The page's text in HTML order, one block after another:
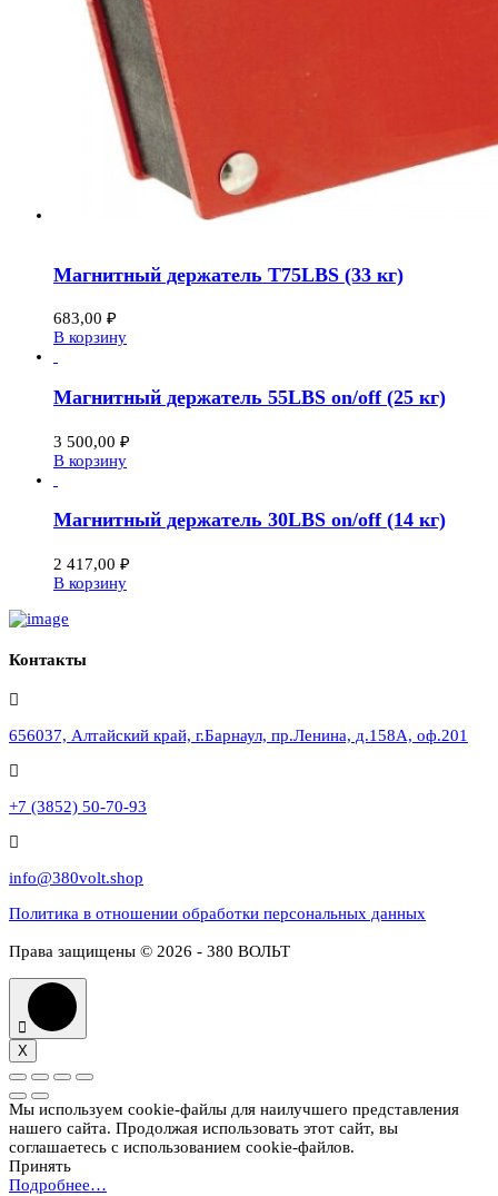
Магнитный держатель T75LBS (33 кг)
683,00 ₽
В корзину
Магнитный держатель 55LBS on/off (25 кг)
3 500,00 ₽
В корзину
Магнитный держатель 30LBS on/off (14 кг)
2 417,00 ₽
В корзину
Контакты
656037, Алтайский край, г.Барнаул, пр.Ленина, д.158А, оф.201
+7 (3852) 50-70-93
info@380volt.shop
Политика в отношении обработки персональных данных
Права защищены © 2026 - 380 ВОЛЬТ
X
Мы используем cookie-файлы для наилучшего представления
нашего сайта. Продолжая использовать этот сайт, вы
соглашаетесь с использованием cookie-файлов.
Принять
Подробнее…